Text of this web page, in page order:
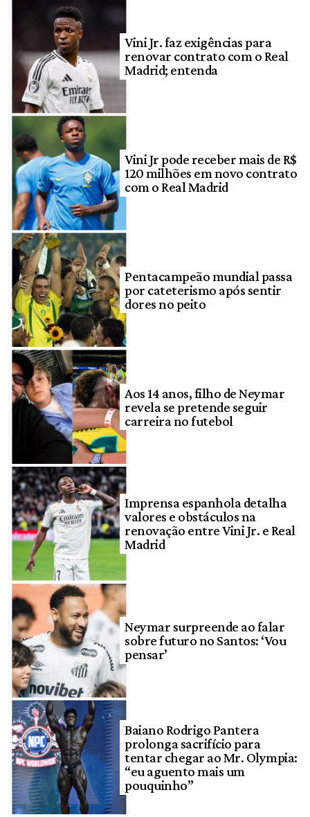
Vini Jr. faz exigências para
renovar contrato com o Real
Madrid; entenda
Vini Jr pode receber mais de R$
120 milhões em novo contrato
com o Real Madrid
Pentacampeão mundial passa
por cateterismo após sentir
dores no peito
Aos 14 anos, filho de Neymar
revela se pretende seguir
carreira no futebol
Imprensa espanhola detalha
valores e obstáculos na
renovação entre Vini Jr. e Real
Madrid
Neymar surpreende ao falar
sobre futuro no Santos: ‘Vou
pensar’
Baiano Rodrigo Pantera
prolonga sacrifício para
tentar chegar ao Mr. Olympia:
“eu aguento mais um
pouquinho”